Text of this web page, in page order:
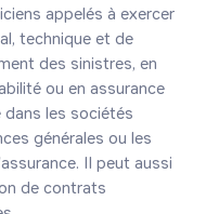
appelés à exercer
technique et de
des sinistres, en
ou en assurance
les sociétés
générales ou les
Il peut aussi
de contrats